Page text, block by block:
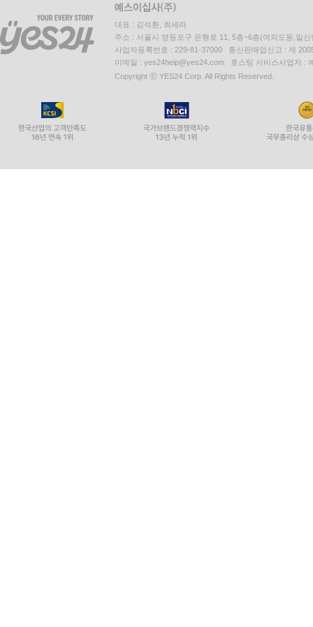
대표 : 김석환, 최세라
주소 : 서울시 영등포구 은행로 11, 5층~6층(여의도동,일신
사업자등록번호 : 229-81-37000 통신판매업신고 : 제
이메일 : yes24help@yes24.com 호스팅 서비스사업자 :
Copyright ⓒ YES24 Corp. All Rights Reserved.